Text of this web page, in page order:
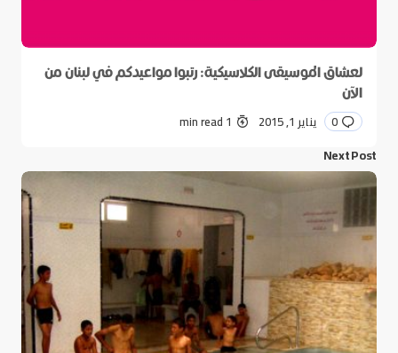
لعشاق الموسيقى الكلاسيكية: رتبوا مواعيدكم في لبنان من
الآن
0 يناير 1, 2015 1 min read
Next Post